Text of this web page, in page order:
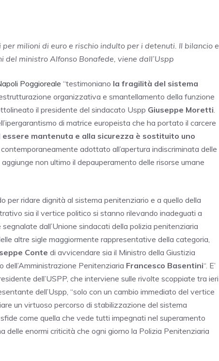
milioni di euro e rischio indulto per i detenuti. Il bilancio e
del ministro Alfonso Bonafede, viene dall’Uspp
Poggioreale “testimoniano la fragilità del sistema
organizzativa e smantellamento della funzione
il presidente del sindacato Uspp Giuseppe Moretti.
di matrice europeista che ha portato il carcere
mantenuta e alla sicurezza è sostituito uno
contemporaneamente adottato all’apertura indiscriminata delle
non ultimo il depauperamento delle risorse umane
per ridare dignità al sistema penitenziario e a quello della
sia il vertice politico si stanno rilevando inadeguati a
dall’Unione sindacati della polizia penitenziaria
altre sigle maggiormente rappresentative della categoria,
Conte di avvicendare sia il Ministro della Giustizia
dell’Amministrazione Penitenziaria Francesco Basentini“. E’
dell’USPP, che interviene sulle rivolte scoppiate tra ieri
dell’Uspp, “solo con un cambio immediato del vertice
un virtuoso percorso di stabilizzazione del sistema
come quella che vede tutti impegnati nel superamento
delle enormi criticità che ogni giorno la Polizia Penitenziaria